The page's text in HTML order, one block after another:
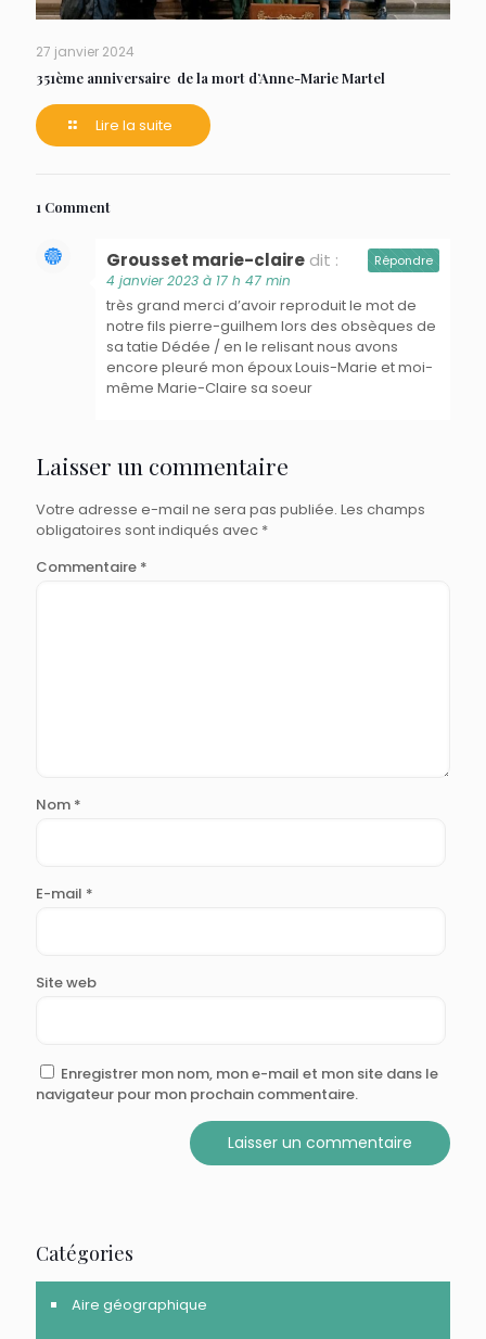
27 janvier 2024
351ème anniversaire de la mort d’Anne-Marie Martel
Lire la suite
1 Comment
Grousset marie-claire dit :
4 janvier 2023 à 17 h 47 min
très grand merci d’avoir reproduit le mot de
notre fils pierre-guilhem lors des obsèques de
sa tatie Dédée / en le relisant nous avons
encore pleuré mon époux Louis-Marie et moi-
même Marie-Claire sa soeur
Répondre
Laisser un commentaire
Votre adresse e-mail ne sera pas publiée. Les champs
obligatoires sont indiqués avec *
Commentaire *
Nom *
E-mail *
Site web
Enregistrer mon nom, mon e-mail et mon site dans le
navigateur pour mon prochain commentaire.
Catégories
Aire géographique